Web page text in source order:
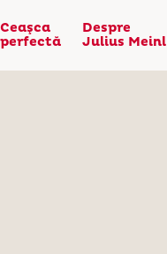
Ceaşca
perfectă
Despre
Julius Meinl